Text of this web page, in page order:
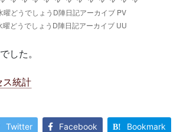
した。
ス統計
Twitter Facebook Bookmark